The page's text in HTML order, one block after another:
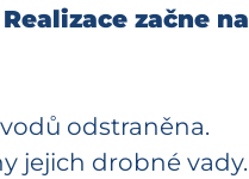
Realizace začne na
odstraněna.
jejich drobné vady.